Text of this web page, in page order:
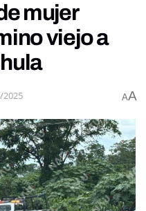
mujer
viejo a
2025 AA